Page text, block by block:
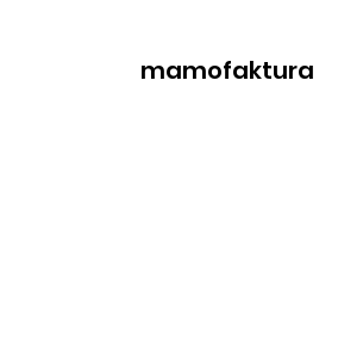
mamofaktura